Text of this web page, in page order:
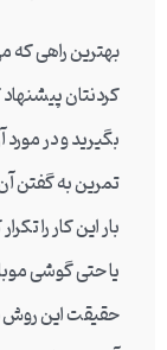
بهترین راهی
کردنتان
بگیرید و در
تمرین به گفتن
بار این کار را
یا حتی گوشی
حقیقت این روش